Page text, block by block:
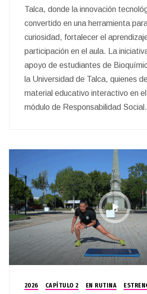
Talca, donde la innovación
convertido en una herramienta
curiosidad, fortalecer el
participación en el aula. La
apoyo de estudiantes de
la Universidad de Talca, quienes
material educativo interactivo en
módulo de Responsabilidad Social.
2026 CAPÍTULO 2 EN RUTINA